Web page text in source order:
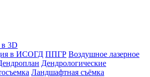
3D
в ИСОГД ППГР Воздушное лазерное
Дендрологические
Ландшафтная съёмка